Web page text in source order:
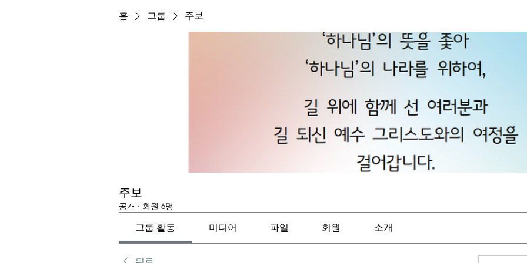
홈 그룹 주보
주보
공개 · 회원 6명
그룹 활동 미디어 파일 회원 소개